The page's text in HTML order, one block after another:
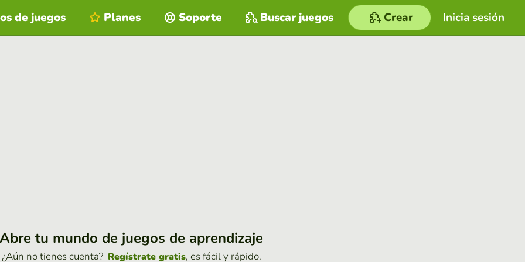
Inicia sesión
de juegos Planes Soporte Buscar juegos Crear
Abre tu mundo de juegos de aprendizaje
¿Aún no tienes cuenta? Regístrate gratis, es fácil y rápido.